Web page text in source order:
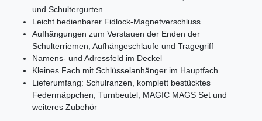
und Schultergurten
Leicht bedienbarer Fidlock-Magnetverschluss
Aufhängungen zum Verstauen der Enden der
Schulterriemen, Aufhängeschlaufe und Tragegriff
Namens- und Adressfeld im Deckel
Kleines Fach mit Schlüsselanhänger im Hauptfach
Lieferumfang: Schulranzen, komplett bestücktes
Federmäppchen, Turnbeutel, MAGIC MAGS Set und
weiteres Zubehör